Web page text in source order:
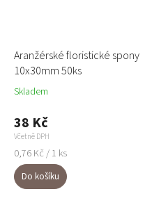
Aranžérské floristické spony
10x30mm 50ks
Skladem
38 Kč
Včetně DPH
Měrná
cena:
0,76 Kč / 1 ks
Do košíku